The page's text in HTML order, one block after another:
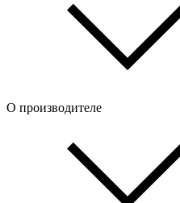
О производителе